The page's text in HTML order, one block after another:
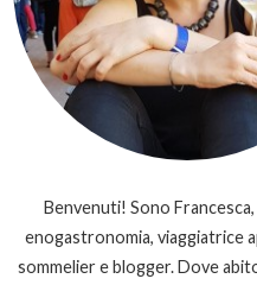
Benvenuti! Sono
enogastronomia, viaggiatrice
sommelier e blogger. Dove